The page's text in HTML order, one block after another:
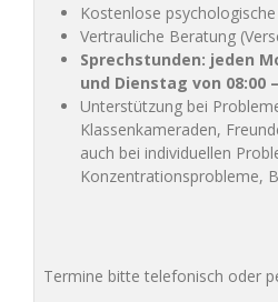
Kostenlose
Vertrauliche Beratung
Sprechstunden: jeden
und Dienstag von 08:00
Unterstützung bei
Klassenkameraden,
auch bei individuellen
Konzentrationsprobleme,
Termine bitte telefonisch oder